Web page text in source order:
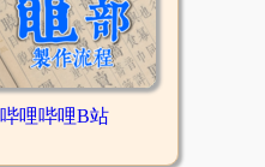
哔哩哔哩B站